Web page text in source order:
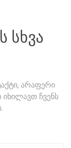
სხვა
არაფერი
ჩვენს